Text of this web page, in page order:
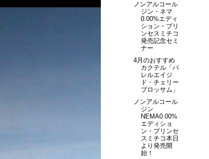
ノンアルコール
ジン・ネマ
0.00%エディ
ション・プリ
ンセスミチコ
発売記念セミ
ナー
4月のおすすめ
カクテル「バ
レルエイジ
ド・チェリー
ブロッサム」
ノンアルコール
ジン
NEMA0.00%
エディショ
ン・プリンセ
スミチコ本日
より発売開
始！